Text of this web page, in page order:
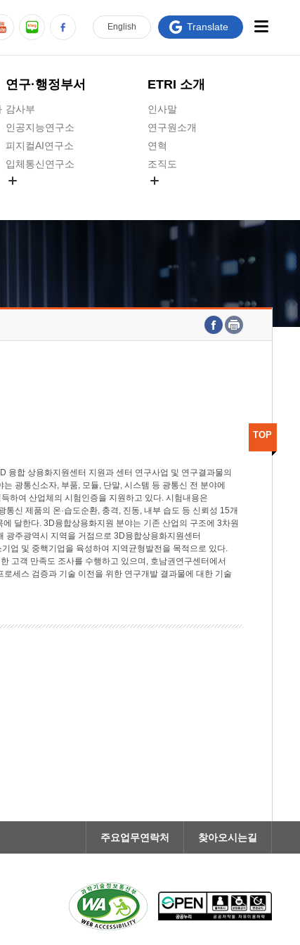
연구·행정부서
감사부
인공지능연구소
피지컬AI연구소
입체통신연구소
호남권연구본부
기획본부
ETRI 소개
인사말
연구원소개
연혁
조직도
연구원 고객헌장
주요업무연락처
English Translate
융합 상용화지원센터 지원과 센터 연구사업 및 연구결과물의
광통신소자, 부품, 모듈, 단말, 시스템 등 광통신 전 분야에
하여 산업체의 시험인증을 지원하고 있다. 시험내용은
신 제품의 온·습도순환, 충격, 진동, 내부 습도 등 신뢰성 15개
달한다. 3D융합상용화지원 분야는 기존 산업의 구조에 3차원
광주광역시 지역을 거점으로 3D융합상용화지원센터
업 및 중핵기업을 육성하여 지역균형발전을 목적으로 있다.
고객 만족도 조사를 수행하고 있으며, 호남권연구센터에서
세스 검증과 기술 이전을 위한 연구개발 결과물에 대한 기술
TOP
주요업무연락처 찾아오시는길